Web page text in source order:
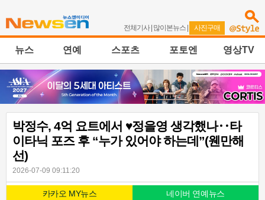
전체기사| 많이본뉴스 | 사진구매
뉴스 연예 스포츠 포토엔 영상TV
박정수, 4억 요트에서 ♥정을영 생각했나‥타
이타닉 포즈 후 “누가 있어야 하는데”(웬만해
선)
2026-07-09 09:11:20
카카오 MY뉴스 네이버 연예뉴스